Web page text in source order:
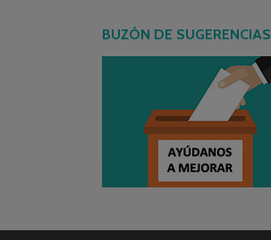
BUZÓN DE SUGERENCIAS